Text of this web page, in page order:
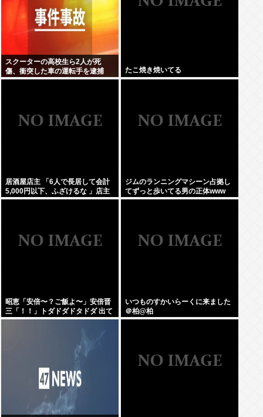
スクーターの高校生ら2人が死
傷、衝突した車の運転手を逮捕
たこ焼き焼いてる
居酒屋店主 「6人で長居して会計
5,000円以下、ふざけるな 」店主
ぶちギレでネットに晒されるwww
ジムのランニングマシーン占拠し
てずっと歩いてる男の正体www
昭恵「安倍〜？ご飯よ〜」安倍晋
三「！！」トダドダドタドダ 出て
きそうなご飯
いつものすかいらーくに来ました
＠柏@柏